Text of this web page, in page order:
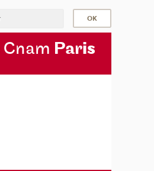
Cnam Paris